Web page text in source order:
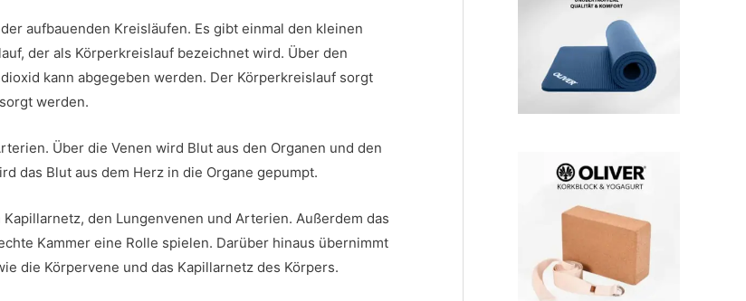
aufbauenden Kreisläufen. Es gibt einmal den kleinen
der als Körperkreislauf bezeichnet wird. Über den
kann abgegeben werden. Der Körperkreislauf sorgt
werden.
Über die Venen wird Blut aus den Organen und den
das Blut aus dem Herz in die Organe gepumpt.
den Lungenvenen und Arterien. Außerdem das
Kammer eine Rolle spielen. Darüber hinaus übernimmt
die Körpervene und das Kapillarnetz des Körpers.